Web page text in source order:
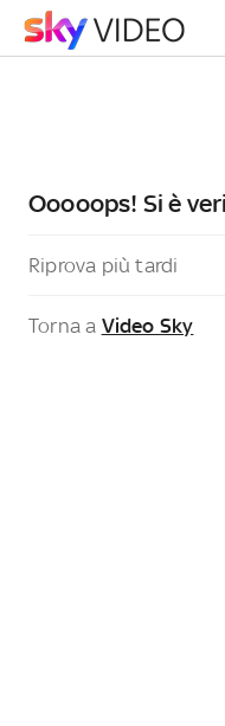
Ooooops! Si è
Riprova più tardi
Torna a Video Sky